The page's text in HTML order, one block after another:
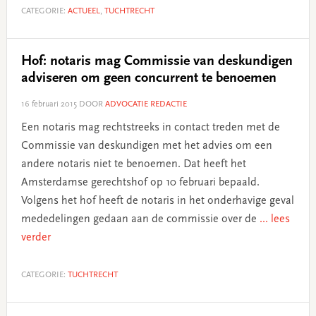
CATEGORIE: ACTUEEL, TUCHTRECHT
Hof: notaris mag Commissie van deskundigen
adviseren om geen concurrent te benoemen
16 februari 2015DOOR ADVOCATIE REDACTIE
Een notaris mag rechtstreeks in contact treden met de
Commissie van deskundigen met het advies om een
andere notaris niet te benoemen. Dat heeft het
Amsterdamse gerechtshof op 10 februari bepaald.
Volgens het hof heeft de notaris in het onderhavige geval
mededelingen gedaan aan de commissie over de ... lees
verder
CATEGORIE: TUCHTRECHT